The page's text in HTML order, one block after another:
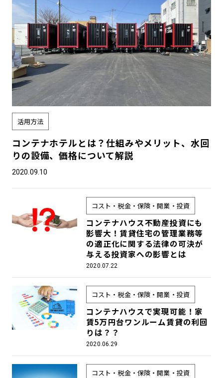
コンテナホテルとは？仕組みやメリット、水回
りの設備、価格について解説
活用方法
2020.09.10
コンテナハウス不動産投資にも
影響大！賃貸住宅の管理業務等
の適正化に関する法律の可決が
与える投資家への影響とは
コスト・税金・保険・開業・投資
2020.07.22
コンテナハウスで実現可能！家
賃5万円台ワンルーム賃貸の利回
りは？？
コスト・税金・保険・開業・投資
2020.06.29
コスト・税金・保険・開業・投資